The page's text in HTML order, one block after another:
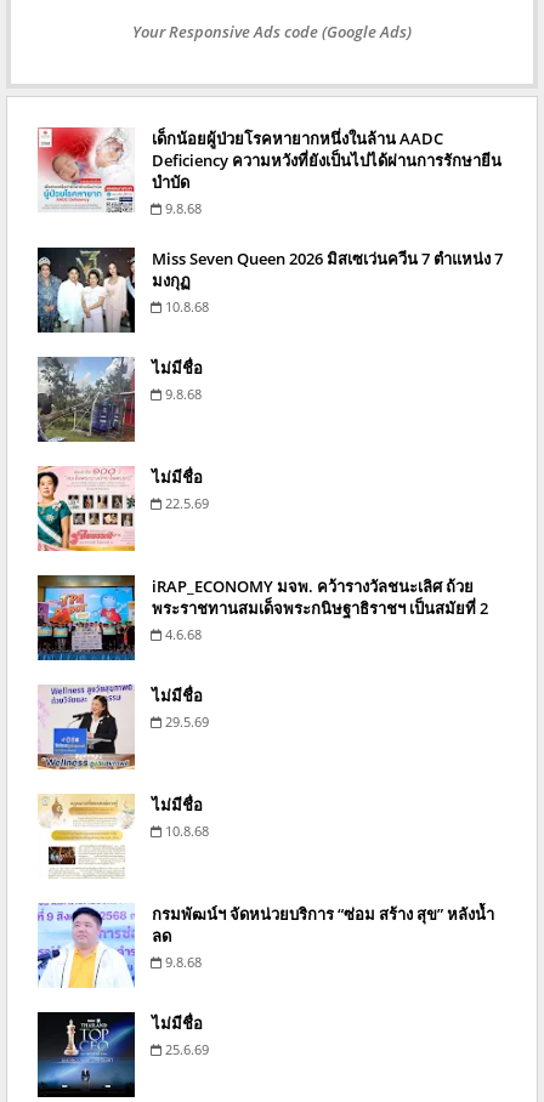
Your Responsive Ads code (Google Ads)
เด็กน้อยผู้ป่วยโรคหายากหนึ่งในล้าน AADC
Deficiency ความหวังที่ยังเป็นไปได้ผ่านการรักษายีน
บำบัด
9.8.68
Miss Seven Queen 2026 มิสเซเว่นควีน 7 ตำแหน่ง 7
มงกุฏ
10.8.68
ไม่มีชื่อ
9.8.68
ไม่มีชื่อ
22.5.69
iRAP_ECONOMY มจพ. คว้ารางวัลชนะเลิศ ถ้วย
พระราชทานสมเด็จพระกนิษฐาธิราชฯ เป็นสมัยที่ 2
4.6.68
ไม่มีชื่อ
29.5.69
ไม่มีชื่อ
10.8.68
กรมพัฒน์ฯ จัดหน่วยบริการ “ซ่อม สร้าง สุข” หลังน้ำ
ลด
9.8.68
ไม่มีชื่อ
25.6.69